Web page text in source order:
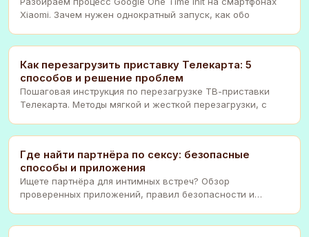
Xiaomi. Зачем нужен однократный запуск, как обо
Как перезагрузить приставку Телекарта: 5
способов и решение проблем
Пошаговая инструкция по перезагрузке ТВ-приставки
Телекарта. Методы мягкой и жесткой перезагрузки, с
Где найти партнёра по сексу: безопасные
способы и приложения
Ищете партнёра для интимных встреч? Обзор
проверенных приложений, правил безопасности и